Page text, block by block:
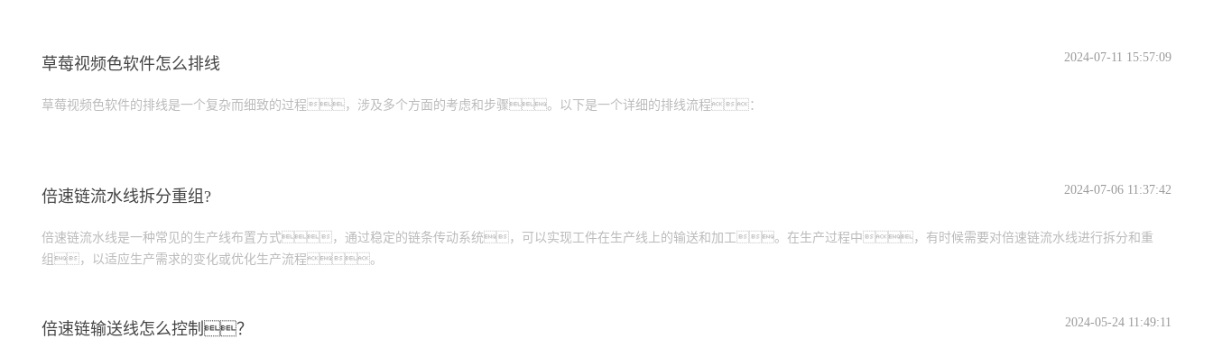
草莓视频色软件怎么排线 2024-07-11 15:57:09
草莓视频色软件的排线是一个复杂而细致的过程，涉及多个方面的考虑和步骤。以下是一个详细的排线流程：
倍速链流水线拆分重组? 2024-07-06 11:37:42
倍速链流水线是一种常见的生产线布置方式，通过稳定的链条传动系统，可以实现工件在生产线上的输送和加工。在生产过程中，有时候需要对倍速链流水线进行拆分和重
组，以适应生产需求的变化或优化生产流程。
倍速链输送线怎么控制？ 2024-05-24 11:49:11